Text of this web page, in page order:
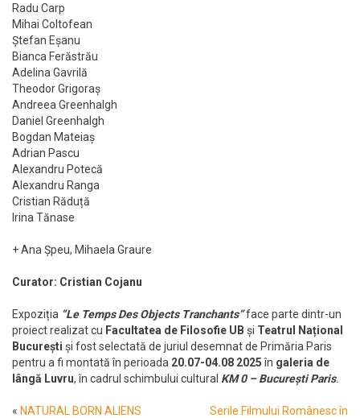
Radu Carp
Mihai Coltofean
Ștefan Eșanu
Bianca Ferăstrău
Adelina Gavrilă
Theodor Grigoraș
Andreea Greenhalgh
Daniel Greenhalgh
Bogdan Mateiaș
Adrian Pascu
Alexandru Potecă
Alexandru Ranga
Cristian Răduță
Irina Tănase
+ Ana Șpeu, Mihaela Graure
Curator: Cristian Cojanu
Expoziția “Le Temps Des Objects Tranchants”face parte dintr-un
proiect realizat cu Facultatea de Filosofie UB și Teatrul Național
București și fost selectată de juriul desemnat de Primăria Paris
pentru a fi montată în perioada 20.07-04.08 2025în galeria de
lângă Luvru, în cadrul schimbului cultural KM 0 – București Paris.
« NATURAL BORN ALIENS
Serile Filmului Românesc în